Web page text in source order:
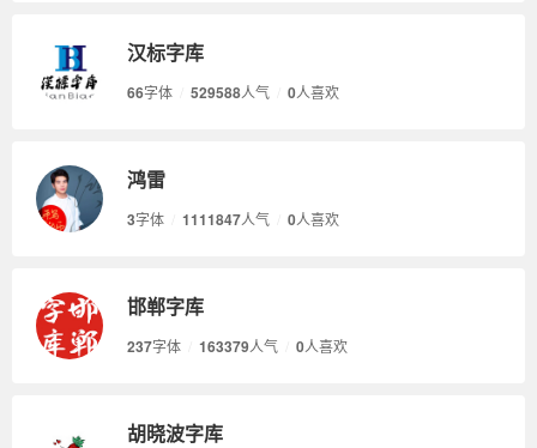
汉标字库
66字体 529588人气 0人喜欢
鸿雷
3字体 1111847人气 0人喜欢
邯郸字库
237字体 163379人气 0人喜欢
胡晓波字库